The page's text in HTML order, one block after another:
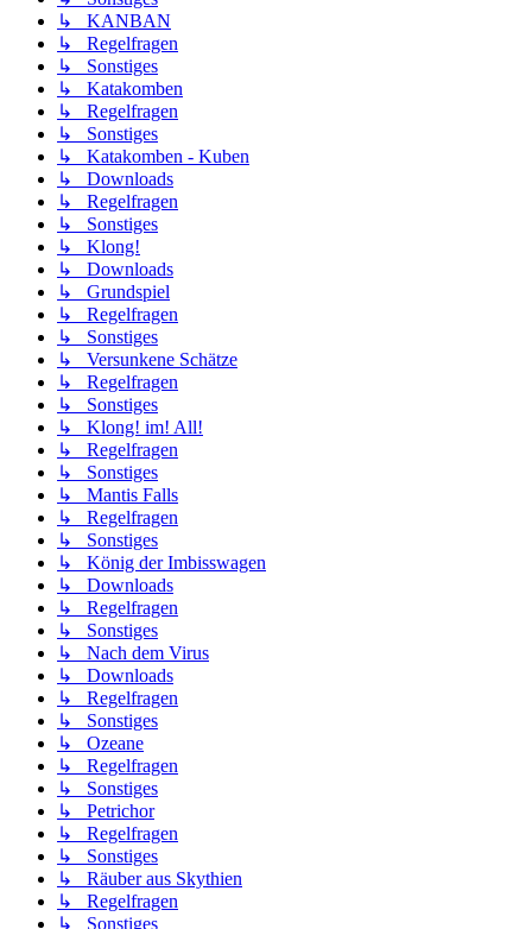
↳ KANBAN
↳ Regelfragen
↳ Sonstiges
↳ Katakomben
↳ Regelfragen
↳ Sonstiges
↳ Katakomben - Kuben
↳ Downloads
↳ Regelfragen
↳ Sonstiges
↳ Klong!
↳ Downloads
↳ Grundspiel
↳ Regelfragen
↳ Sonstiges
↳ Versunkene Schätze
↳ Regelfragen
↳ Sonstiges
↳ Klong! im! All!
↳ Regelfragen
↳ Sonstiges
↳ Mantis Falls
↳ Regelfragen
↳ Sonstiges
↳ König der Imbisswagen
↳ Downloads
↳ Regelfragen
↳ Sonstiges
↳ Nach dem Virus
↳ Downloads
↳ Regelfragen
↳ Sonstiges
↳ Ozeane
↳ Regelfragen
↳ Sonstiges
↳ Petrichor
↳ Regelfragen
↳ Sonstiges
↳ Räuber aus Skythien
↳ Regelfragen
↳ Sonstiges